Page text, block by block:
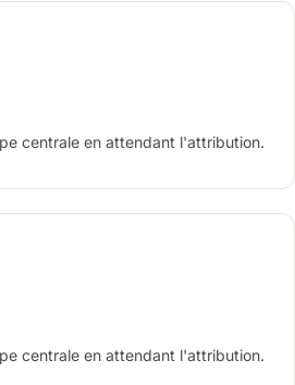
centrale en attendant l'attribution.
centrale en attendant l'attribution.